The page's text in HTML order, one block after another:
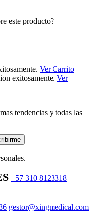
este producto?
Ver Carrito
exitosamente. Ver
tendencias y todas las
+57 310 8123318
gestor@xingmedical.com